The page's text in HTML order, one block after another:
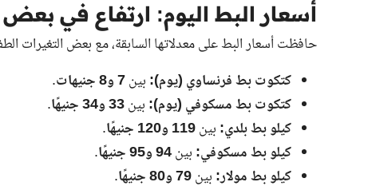
أسعار البط اليوم: ارتفاع في بعض
حافظت أسعار البط على معدلاتها السابقة، مع بعض التغيرات
كتكوت بط فرنساوي (يوم): بين7 و8 جنيهات
.
كتكوت بط مسكوفي (يوم): بين33 و34 جنيهًا
.
كيلو بط بلدي: بين119 و120 جنيهًا
.
كيلو بط مسكوفي: بين94 و95 جنيهًا
.
كيلو بط مولار: بين79 و80 جنيهًا .